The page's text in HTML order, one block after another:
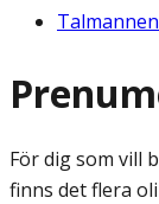
För dig som vill
finns det flera